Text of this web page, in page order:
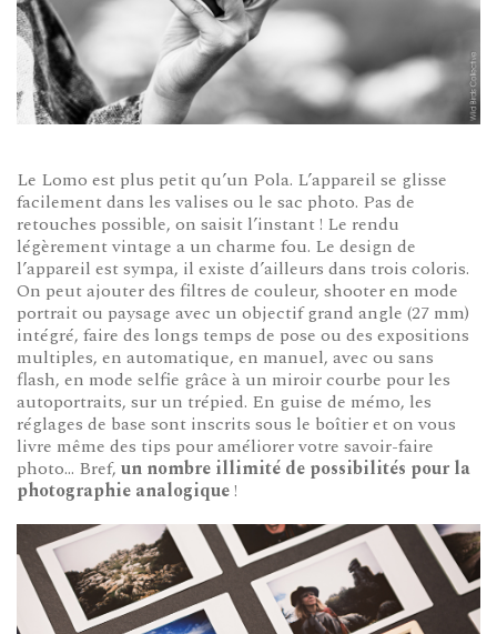
Le Lomo est plus petit qu’un Pola. L’appareil se glisse
facilement dans les valises ou le sac photo. Pas de
retouches possible, on saisit l’instant ! Le rendu
légèrement vintage a un charme fou. Le design de
l’appareil est sympa, il existe d’ailleurs dans trois coloris.
On peut ajouter des filtres de couleur, shooter en mode
portrait ou paysage avec un objectif grand angle (27 mm)
intégré, faire des longs temps de pose ou des expositions
multiples, en automatique, en manuel, avec ou sans
flash, en mode selfie grâce à un miroir courbe pour les
autoportraits, sur un trépied. En guise de mémo, les
réglages de base sont inscrits sous le boîtier et on vous
livre même des tips pour améliorer votre savoir-faire
photo… Bref, un nombre illimité de possibilités pour la
photographie analogique!